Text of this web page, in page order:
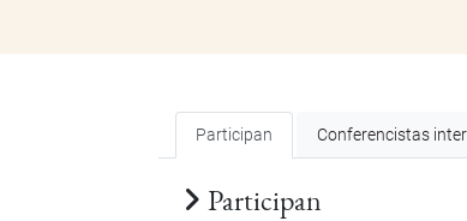
Participan Conferencistas
Participan